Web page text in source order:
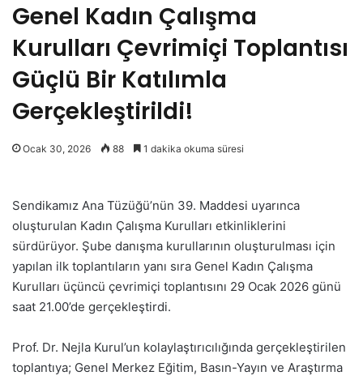
Genel Kadın Çalışma
Kurulları Çevrimiçi Toplantısı
Güçlü Bir Katılımla
Gerçekleştirildi!
Ocak 30, 2026 88 1 dakika okuma süresi
Sendikamız Ana Tüzüğü’nün 39. Maddesi uyarınca
oluşturulan Kadın Çalışma Kurulları etkinliklerini
sürdürüyor. Şube danışma kurullarının oluşturulması için
yapılan ilk toplantıların yanı sıra Genel Kadın Çalışma
Kurulları üçüncü çevrimiçi toplantısını 29 Ocak 2026 günü
saat 21.00’de gerçekleştirdi.
Prof. Dr. Nejla Kurul’un kolaylaştırıcılığında gerçekleştirilen
toplantıya; Genel Merkez Eğitim, Basın-Yayın ve Araştırma